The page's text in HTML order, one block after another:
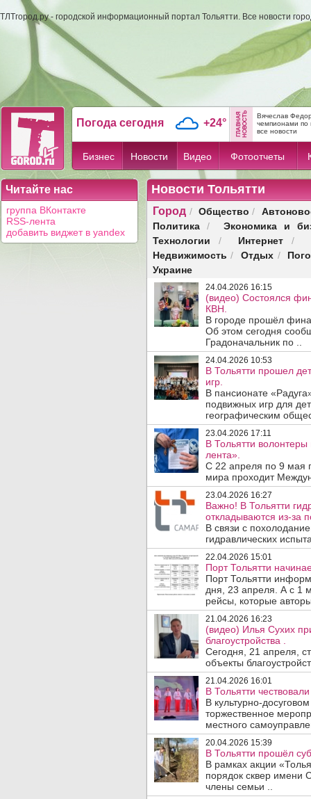
ТЛТгород.ру - городской информационный портал Тольятти. Все новости
Погода сегодня +24°
Вячеслав
чемпионами по
все новости
Бизнес Новости Видео Фотоотчеты
Читайте нас
группа ВКонтакте
RSS-лента
добавить виджет в yandex
Новости Тольятти
Город / Общество /
Политика /
Экономика и
Технологии / Интернет/
Недвижимость / Отдых /
Украине
24.04.2026 16:15
(видео) Состоялся
КВН.
В городе прошёл
Об этом сегодня
Градоначальник по ..
24.04.2026 10:53
В Тольятти прошел
игр.
В пансионате
подвижных игр для
географическим
23.04.2026 17:11
В Тольятти волонтеры
лента».
С 22 апреля по 9 мая
мира проходит
23.04.2026 16:27
Важно! В Тольятти
откладываются из-за
В связи с
гидравлических
22.04.2026 15:01
Порт Тольятти
Порт Тольятти
дня, 23 апреля. А с 1
рейсы, которые
21.04.2026 16:23
(видео) Илья Сухих
благоустройства .
Сегодня, 21 апреля,
объекты
21.04.2026 16:01
В Тольятти
В культурно-
торжественное
местного
20.04.2026 15:39
В Тольятти прошёл
В рамках акции
порядок сквер имени
члены семьи ..